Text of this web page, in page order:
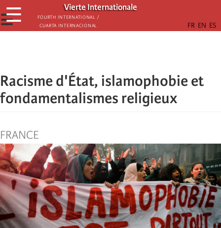
Skip
to
main
Vierte Internationale
Fourth International /
Cuarta Internacional
☰
☰
Racisme d'État, islamophobie et
fondamentalismes religieux
FRANCE